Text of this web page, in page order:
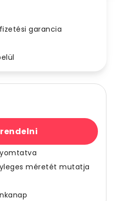
garancia
méretét mutatja